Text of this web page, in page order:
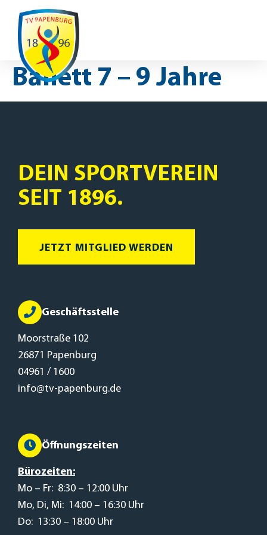
Ausfälle / Änderungen
Ballett 7 – 9 Jahre
DEIN SPORTVEREIN
SEIT 1896.
JETZT MITGLIED WERDEN
Geschäftsstelle
Moorstraße 102
26871 Papenburg
04961 / 1600
info@tv-papenburg.de
Öffnungszeiten
Bürozeiten:
Mo – Fr: 8:30 – 12:00 Uhr
Mo, Di, Mi: 14:00 – 16:30 Uhr
Do: 13:30 – 18:00 Uhr